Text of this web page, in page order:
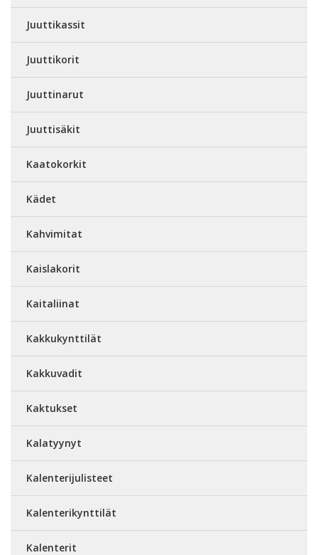
Juuttikassit
Juuttikorit
Juuttinarut
Juuttisäkit
Kaatokorkit
Kädet
Kahvimitat
Kaislakorit
Kaitaliinat
Kakkukynttilät
Kakkuvadit
Kaktukset
Kalatyynyt
Kalenterijulisteet
Kalenterikynttilät
Kalenterit